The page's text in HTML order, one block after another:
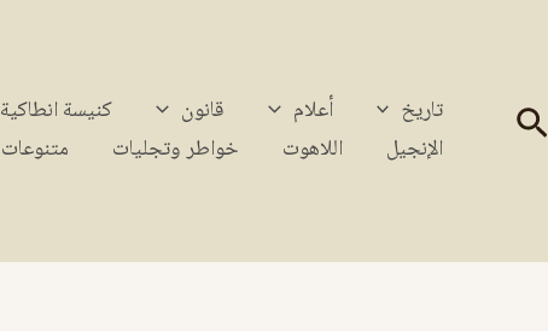
البحث تاريخ أعلام قانون كنيسة انطاكية
الإنجيل
اللاهوت خواطر وتجليات متنوعات